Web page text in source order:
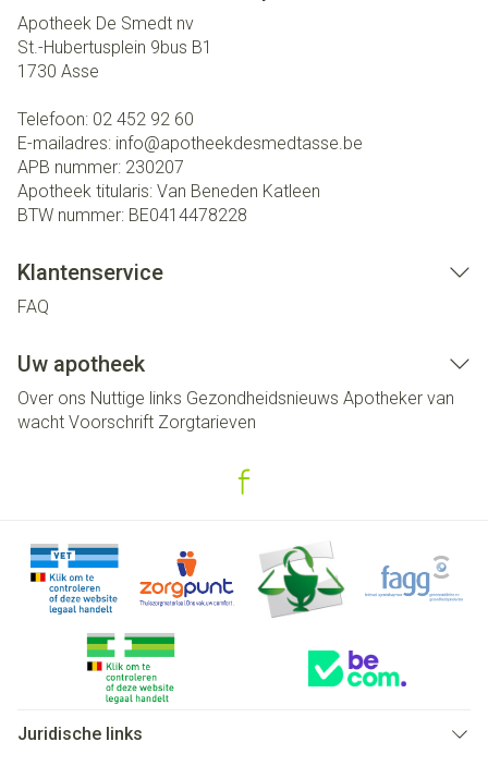
Apotheek De Smedt nv
St.-Hubertusplein 9bus B1
1730 Asse
Telefoon: 02 452 92 60
E-mailadres: info@apotheekdesmedtasse.be
APB nummer: 230207
Apotheek titularis: Van Beneden Katleen
BTW nummer: BE0414478228
Klantenservice
FAQ
Uw apotheek
Over ons Nuttige links Gezondheidsnieuws Apotheker van
wacht Voorschrift Zorgtarieven
Juridische links